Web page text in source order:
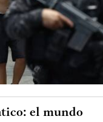
el mundo